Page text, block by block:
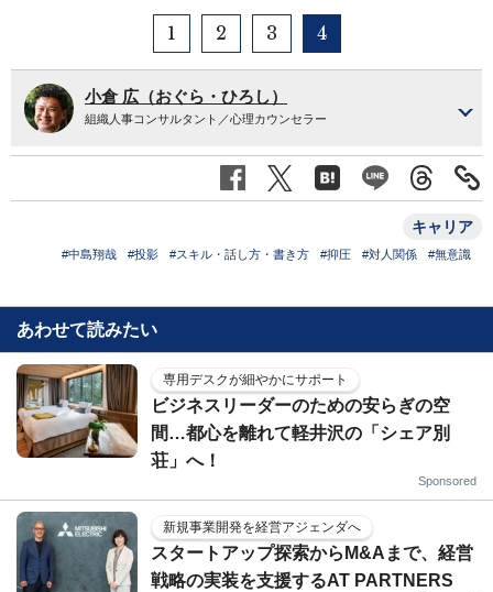
1 2 3 4
小倉 広（おぐら・ひろし）
組織人事コンサルタント／心理カウンセラー
キャリア
#中島翔哉 #投影 #スキル・話し方・書き方 #抑圧 #対人関係 #無意識
あわせて読みたい
専用デスクが細やかにサポート
ビジネスリーダーのための安らぎの空
間…都心を離れて軽井沢の「シェア別
荘」へ！
Sponsored
新規事業開発を経営アジェンダへ
スタートアップ探索からM&Aまで、経営
戦略の実装を支援するAT PARTNERS